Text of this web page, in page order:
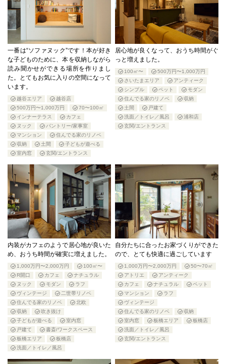
一番は“ソファヌック”です！本が好き
な子どものために、本を収納しながら
読み聞かせができる場所を作りまし
た。とてもお気に入りの空間になって
います。
越谷エリア
越谷店
500万円〜1,000万円
70〜100㎡
インナーテラス
カフェ
ヌック
パントリー/家事室
マンション
住んでる家のリノベ
収納
土間
子どもが遊べる
室内窓
玄関/エントランス
居心地が良くなって、おうち時間がぐ
っと増えました。
100㎡〜
500万円〜1,000万円
さいたまエリア
アンティーク
シンプル
ペット
モダン
住んでる家のリノベ
収納
土間
戸建て
洗面／トイレ／風呂
浦和店
玄関/エントランス
内装がカフェのようで居心地が良いた
め、おうち時間が確実に増えました。
1,000万円〜2,000万円
100㎡〜
R開口
カフェ
ナチュラル
ヌック
モダン
ラフ
ヴィンテージ
二世帯リノベ
住んでる家のリノベ
北欧
収納
吹き抜け
子どもが遊べる
室内窓
戸建て
書斎/ワークスペース
板橋エリア
板橋店
洗面／トイレ／風呂
自分たちに合ったお家づくりができた
ので、とても快適に過ごしています
1,000万円〜2,000万円
50〜70㎡
アトリエ
アンティーク
カフェ
ナチュラル
ペット
マンション
ラフ
ヴィンテージ
住んでる家のリノベ
収納
室内窓
板橋エリア
板橋店
洗面／トイレ／風呂
玄関/エントランス